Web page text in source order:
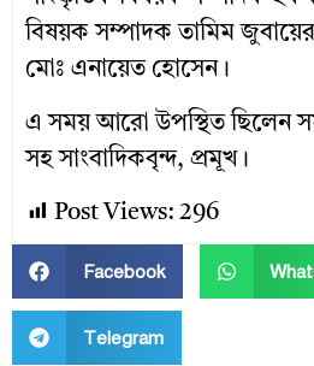
বিষয়ক সম্পাদক তামিম জুবায়ের।
মোঃ এনায়েত হোসেন।
এ সময় আরো উপস্থিত ছিলেন
সহ সাংবাদিকবৃন্দ, প্রমূখ।
Post Views: 296
Facebook
Telegram